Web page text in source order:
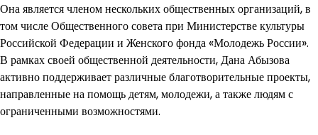
Она является членом нескольких общественных организаций, в
том числе Общественного совета при Министерстве культуры
Российской Федерации и Женского фонда «Молодежь России».
В рамках своей общественной деятельности, Дана Абызова
активно поддерживает различные благотворительные проекты,
направленные на помощь детям, молодежи, а также людям с
ограниченными возможностями.